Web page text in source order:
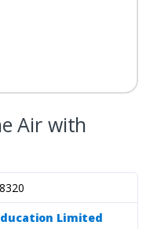
Air with
Limited